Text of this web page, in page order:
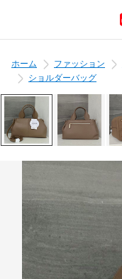
ホーム ファッション
ショルダーバッグ